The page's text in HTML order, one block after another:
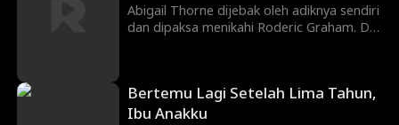
Abigail Thorne dijebak oleh adiknya sendiri
dan dipaksa menikahi Roderic Graham. Di
kemudian, dia kembali — sebagai dokter
ajaib dengan lima anak yang cerdas.
Bertemu Lagi Setelah Lima Tahun,
Ibu Anakku